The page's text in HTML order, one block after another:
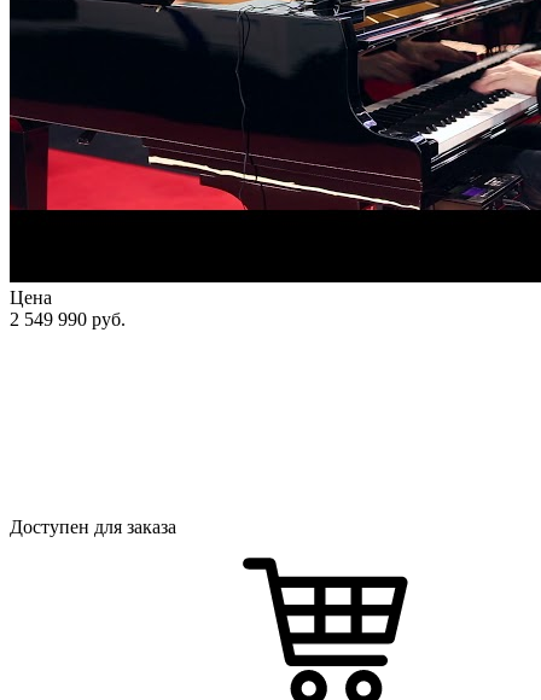
Цена
2 549 990 руб.
Доступен для заказа